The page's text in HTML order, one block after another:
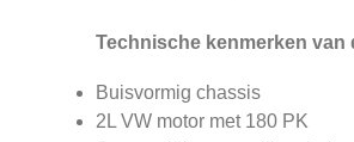
Technische kenmerken van
Buisvormig chassis
2L VW motor met 180 PK